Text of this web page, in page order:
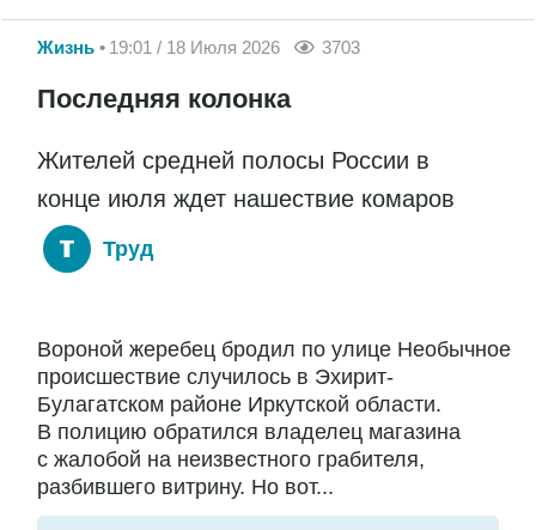
Жизнь 19:01 / 18 Июля 2026 3703
Последняя колонка
Жителей средней полосы России в
конце июля ждет нашествие комаров
Труд
Вороной жеребец бродил по улице Необычное
происшествие случилось в Эхирит-
Булагатском районе Иркутской области.
В полицию обратился владелец магазина
с жалобой на неизвестного грабителя,
разбившего витрину. Но вот...